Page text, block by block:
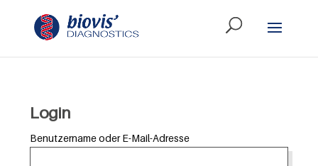
Login
Benutzername oder E-Mail-Adresse